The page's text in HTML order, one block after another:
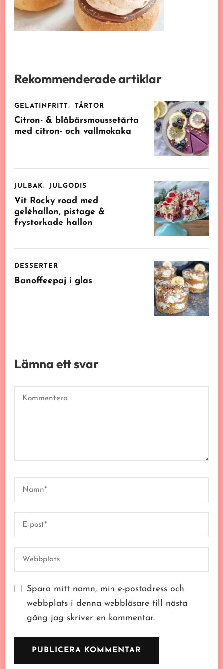
Rekommenderade artiklar
GELATINFRITT TÅRTOR
Citron- & blåbärsmoussetårta
med citron- och vallmokaka
JULBAK JULGODIS
Vit Rocky road med
geléhallon, pistage &
frystorkade hallon
DESSERTER
Banoffeepaj i glas
Lämna ett svar
Spara mitt namn, min e-postadress och
webbplats i denna webbläsare till nästa
gång jag skriver en kommentar.